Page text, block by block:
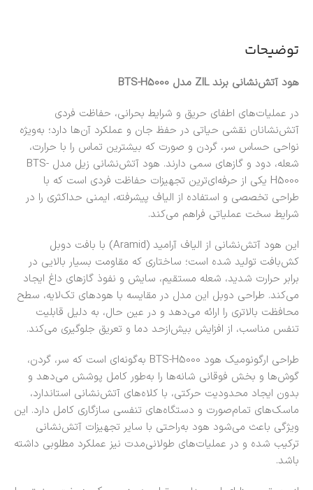
توضیحات
هود آتش‌نشانی برند ZIL مدل BTS-H5000
در عملیات‌های اطفای حریق و شرایط بحرانی، حفاظت فردی
آتش‌نشانان نقشی حیاتی در حفظ جان و عملکرد آن‌ها دارد؛ به‌ویژه
نواحی حساس سر، گردن و صورت که بیشترین تماس را با حرارت،
شعله، دود و گازهای سمی دارند. هود آتش‌نشانی زیل مدل BTS-
H5000 یکی از حرفه‌ای‌ترین تجهیزات حفاظت فردی است که با
طراحی تخصصی و استفاده از الیاف پیشرفته، ایمنی حداکثری را در
شرایط سخت عملیاتی فراهم می‌کند.
این هود آتش‌نشانی از الیاف آرامید (Aramid) با بافت دوبل
کش‌بافت تولید شده است؛ ساختاری که مقاومت بسیار بالایی در
برابر حرارت شدید، شعله مستقیم، سایش و نفوذ گازهای داغ ایجاد
می‌کند. طراحی دوبل این مدل در مقایسه با هودهای تک‌لایه، سطح
محافظت بالاتری را ارائه می‌دهد و در عین حال، به دلیل قابلیت
تنفس مناسب، از افزایش بیش‌ازحد دما و تعریق جلوگیری می‌کند.
طراحی ارگونومیک هود BTS-H5000 به‌گونه‌ای است که سر، گردن،
گوش‌ها و بخش فوقانی شانه‌ها را به‌طور کامل پوشش می‌دهد و
بدون ایجاد محدودیت حرکتی، با کلاه‌های آتش‌نشانی استاندارد،
ماسک‌های تمام‌صورت و دستگاه‌های تنفسی سازگاری کامل دارد. این
ویژگی باعث می‌شود هود به‌راحتی با سایر تجهیزات آتش‌نشانی
ترکیب شده و در عملیات‌های طولانی‌مدت نیز عملکرد مطلوبی داشته
باشد.